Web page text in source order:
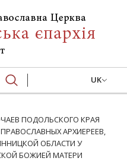
UK
ПОДОЛЬСКОГО КРАЯ
АРХИЕРЕЕВ,
ОБЛАСТИ У
БОЖИЕЙ МАТЕРИ